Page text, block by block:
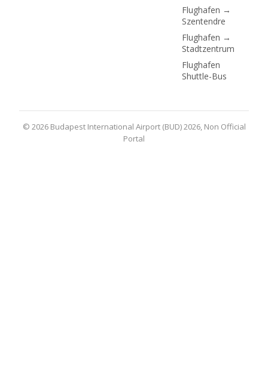
Flughafen →
Szentendre
Flughafen →
Stadtzentrum
Flughafen
Shuttle-Bus
© 2026 Budapest International Airport (BUD) 2026, Non Official
Portal